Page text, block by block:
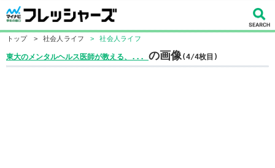
トップ > 社会人ライフ > 社会人ライフ
東大のメンタルヘルス医師が教える、... の画像(4/4枚目)